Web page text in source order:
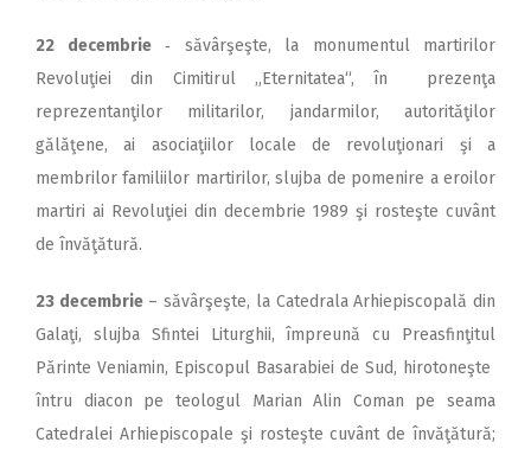
22 decembrie‑ săvârşeşte, la monumentul martirilor
Revoluţiei din Cimitirul „Eternitatea“, în prezenţa
reprezentanţilor militarilor, jandarmilor, autorităţilor
gălăţene, ai asociaţiilor locale de revoluţionari şi a
membrilor familiilor martirilor, slujba de pomenire a eroilor
martiri ai Revoluţiei din decembrie 1989 şi rosteşte cuvânt
de învăţătură.
23 decembrie– săvârşeşte, la Catedrala Arhiepiscopală din
Galaţi, slujba Sfintei Liturghii, îm­preună cu Preasfinţitul
Părinte Ve­niamin, Episcopul Basarabiei de Sud, hirotoneşte
întru diacon pe teologul Marian Alin Coman pe seama
Catedralei Arhiepiscopale şi rosteşte cuvânt de învăţătură;